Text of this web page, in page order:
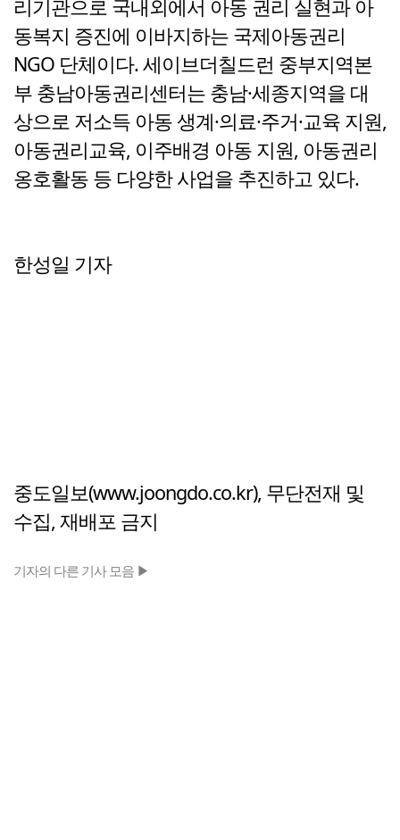
리기관으로 국내외에서 아동 권리 실현과 아
동복지 증진에 이바지하는 국제아동권리
NGO 단체이다. 세이브더칠드런 중부지역본
부 충남아동권리센터는 충남·세종지역을 대
상으로 저소득 아동 생계·의료·주거·교육 지원,
아동권리교육, 이주배경 아동 지원, 아동권리
옹호활동 등 다양한 사업을 추진하고 있다.
한성일 기자
중도일보(www.joongdo.co.kr), 무단전재 및
수집, 재배포 금지
기자의 다른 기사 모음 ▶